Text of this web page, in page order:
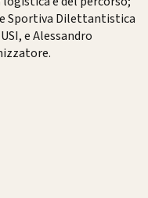
Sportiva Dilettantistica
e Alessandro